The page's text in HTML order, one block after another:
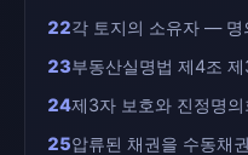
22각 토지의 소유자 — 명
23부동산실명법 제4조 제
24제3자 보호와 진정명
25압류된 채권을 수동채